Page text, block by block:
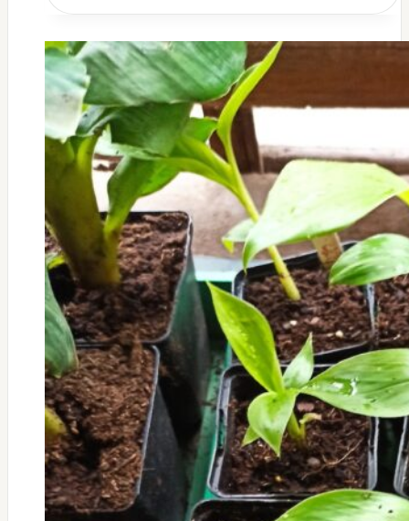
So
einfach
gelingt
die
Anzucht
aus
Kernen